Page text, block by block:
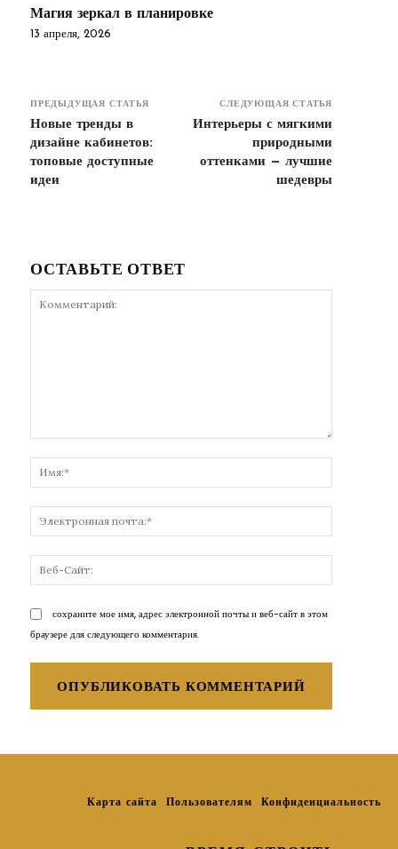
Магия зеркал в планировке
13 апреля, 2026
ПРЕДЫДУЩАЯ СТАТЬЯ
Новые тренды в
дизайне кабинетов:
топовые доступные
идеи
СЛЕДУЮЩАЯ СТАТЬЯ
Интерьеры с мягкими
природными
оттенками — лучшие
шедевры
ОСТАВЬТЕ ОТВЕТ
почта:*
Сайт:
сохраните мое имя, адрес электронной почты и веб-сайт в этом
браузере для следующего комментария.
Карта сайта Пользователям Конфиденциальность